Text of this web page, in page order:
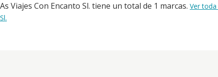
As Viajes Con Encanto Sl. tiene un total de 1 marcas. Ver
Sl.